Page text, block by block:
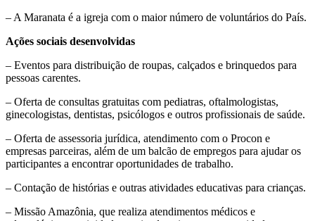
– A Maranata é a igreja com o maior número de voluntários do País.
Ações sociais desenvolvidas
– Eventos para distribuição de roupas, calçados e brinquedos para
pessoas carentes. ​
– Oferta de consultas gratuitas com pediatras, oftalmologistas,
ginecologistas, dentistas, psicólogos e outros profissionais de saúde.
– Oferta de assessoria jurídica, atendimento com o Procon e
empresas parceiras, além de um balcão de empregos para ajudar os
participantes a encontrar oportunidades de trabalho.
– Contação de histórias e outras atividades educativas para crianças.
– Missão Amazônia, que realiza atendimentos médicos e